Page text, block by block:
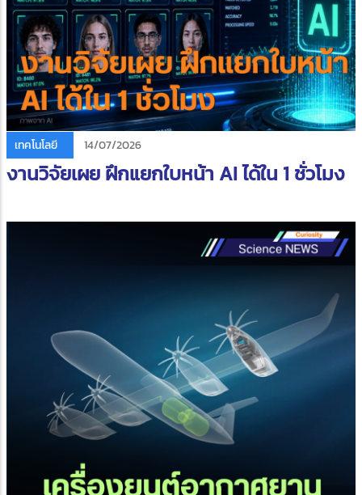
เทคโนโลยี 14/07/2026
งานวิจัยเผย ฝึกแยกใบหน้า AI ได้ใน 1 ชั่วโมง